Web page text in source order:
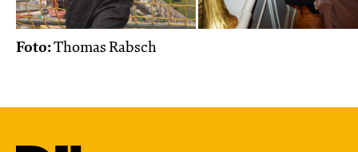
Foto:Thomas Rabsch